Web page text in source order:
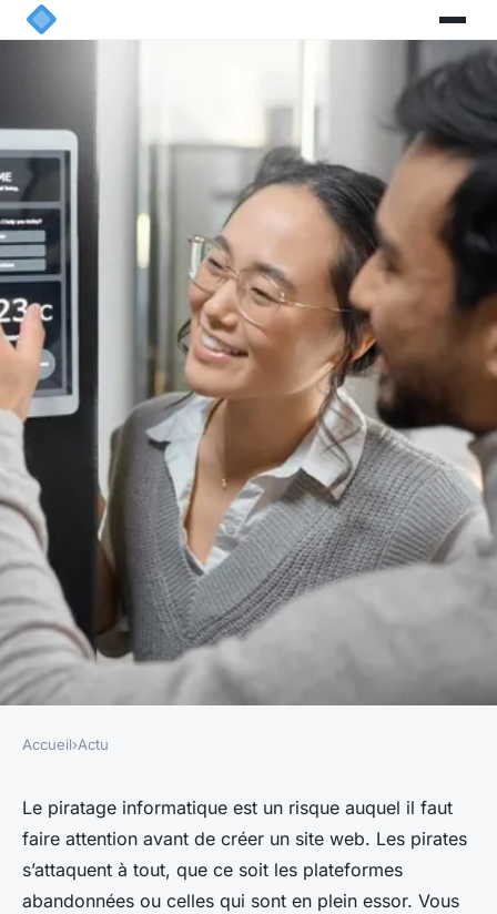
Piratage informatique :
comment savoir si votre site
web a été piraté ?
Accueil›Actu
Le piratage informatique est un risque auquel il faut
faire attention avant de créer un site web. Les pirates
s’attaquent à tout, que ce soit les plateformes
abandonnées ou celles qui sont en plein essor. Vous